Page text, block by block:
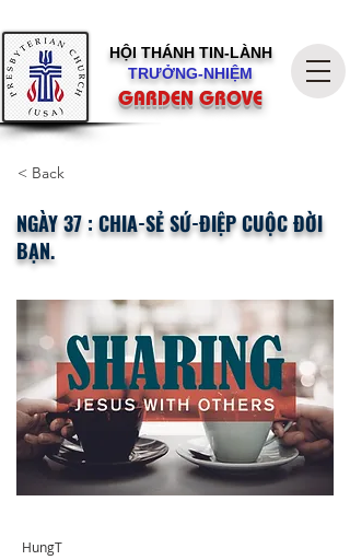
HỘI THÁNH TIN-LÀNH
TRƯỞNG-NHIỆM
GARDEN GROVE
< Back
NGÀY 37 : CHIA-SẺ SỨ-ĐIỆP CUỘC ĐỜI
BẠN.
HungT